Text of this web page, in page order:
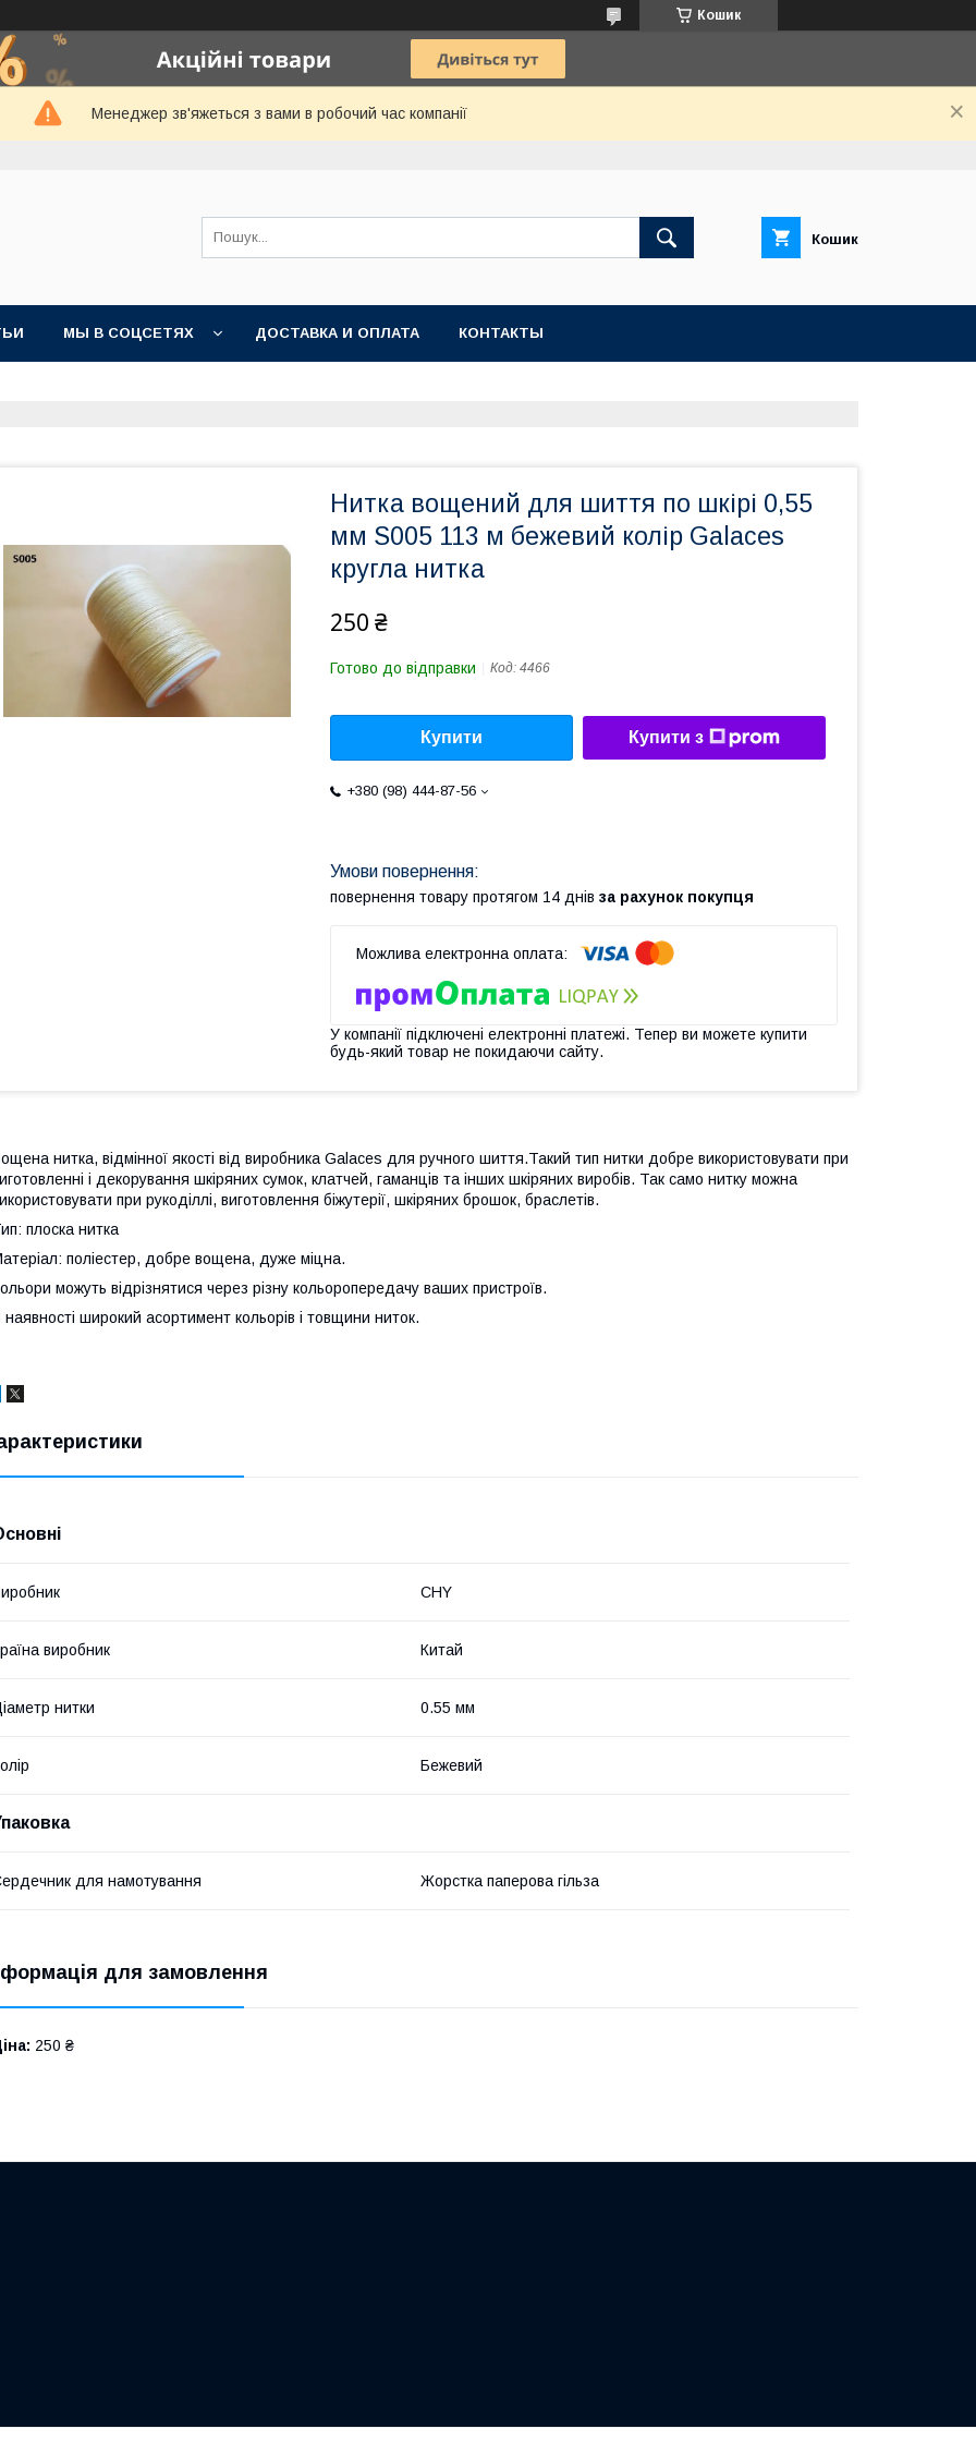
Кошик
Менеджер зв'яжеться з вами в робочий час компанії
Кошик
МЫ В СОЦСЕТЯХ ДОСТАВКА И ОПЛАТА КОНТАКТЫ
Нитка вощений для шиття по шкірі 0,55
мм S005 113 м бежевий колір Galaces
кругла нитка
250 ₴
Готово до відправки Код: 4466
Купити Купити з
+380 (98) 444-87-56
повернення товару протягом 14 днів за рахунок покупця
У компанії підключені електронні платежі. Тепер ви можете купити
будь-який товар не покидаючи сайту.
нитка, відмінної якості від виробника Galaces для ручного шиття.Такий тип нитки добре використовувати при
і декорування шкіряних сумок, клатчей, гаманців та інших шкіряних виробів. Так само нитку можна
при рукоділлі, виготовлення біжутерії, шкіряних брошок, браслетів.
плоска нитка
поліестер, добре вощена, дуже міцна.
можуть відрізнятися через різну кольоропередачу ваших пристроїв.
наявності широкий асортимент кольорів і товщини ниток.
CHY
виробник Китай
нитки 0.55 мм
Бежевий
для намотування Жорстка паперова гільза
для замовлення
250 ₴